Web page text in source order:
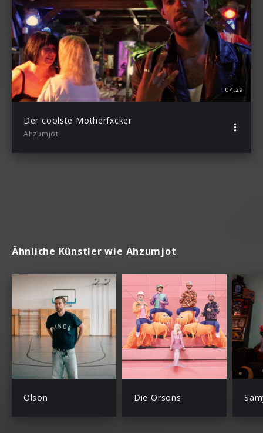
04:29
Der coolste Motherfxcker
Ahzumjot
Ähnliche Künstler wie Ahzumjot
Olson Die Orsons